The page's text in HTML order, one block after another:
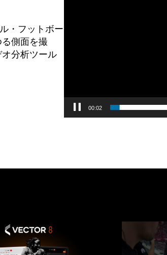
・フットボー
側面を撮
分析ツール
00:03